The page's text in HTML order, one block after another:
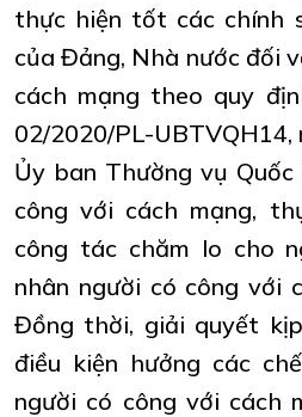
thực hiện tốt các chính
của Đảng, Nhà nước đối
cách mạng theo quy
02/2020/PL-
Ủy ban Thường vụ
công với cách mạng,
công tác chăm lo cho
nhân người có công với
Đồng thời, giải quyết
điều kiện hưởng các
người có công với cách